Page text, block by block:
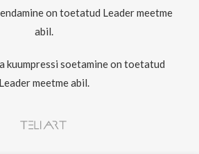
on toetatud Leader meetme
abil.
kuumpressi soetamine on toetatud
Leader meetme abil.